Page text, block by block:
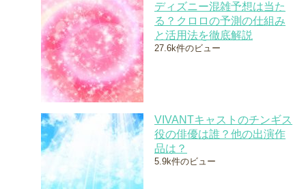
ディズニー混雑予想は当た
る？クロロの予測の仕組み
と活用法を徹底解説
27.6k件のビュー
VIVANTキャストのチンギス
役の俳優は誰？他の出演作
品は？
5.9k件のビュー